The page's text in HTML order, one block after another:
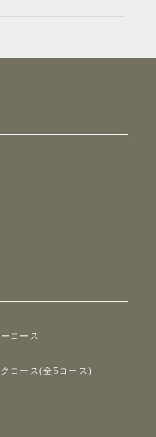
コース
コース(全5コース)